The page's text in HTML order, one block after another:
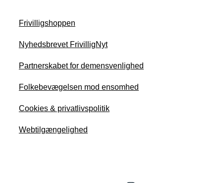
Frivilligshoppen
Nyhedsbrevet FrivilligNyt
Partnerskabet for demensvenlighed
Folkebevægelsen mod ensomhed
Cookies & privatlivspolitik
Webtilgængelighed